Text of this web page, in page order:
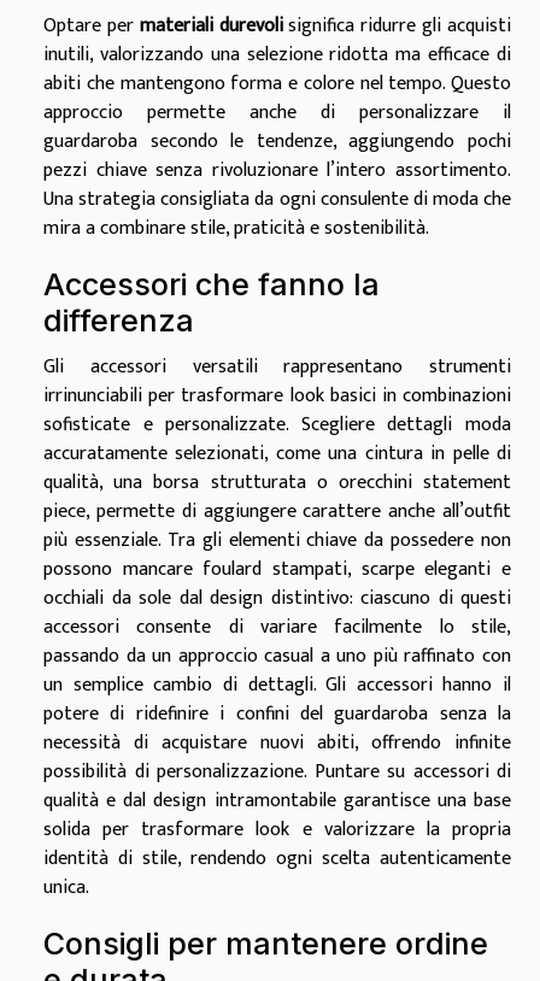
Optare permateriali durevolisignifica ridurre gli acquisti
inutili, valorizzando una selezione ridotta ma efficace di
abiti che mantengono forma e colore nel tempo. Questo
approccio permette anche di personalizzare il
guardaroba secondo le tendenze, aggiungendo pochi
pezzi chiave senza rivoluzionare l’intero assortimento.
Una strategia consigliata da ogni consulente di moda che
mira a combinare stile, praticità e sostenibilità.
Accessori che fanno la
differenza
Gli accessori versatili rappresentano strumenti
irrinunciabili per trasformare look basici in combinazioni
sofisticate e personalizzate. Scegliere dettagli moda
accuratamente selezionati, come una cintura in pelle di
qualità, una borsa strutturata o orecchini statement
piece, permette di aggiungere carattere anche all’outfit
più essenziale. Tra gli elementi chiave da possedere non
possono mancare foulard stampati, scarpe eleganti e
occhiali da sole dal design distintivo: ciascuno di questi
accessori consente di variare facilmente lo stile,
passando da un approccio casual a uno più raffinato con
un semplice cambio di dettagli. Gli accessori hanno il
potere di ridefinire i confini del guardaroba senza la
necessità di acquistare nuovi abiti, offrendo infinite
possibilità di personalizzazione. Puntare su accessori di
qualità e dal design intramontabile garantisce una base
solida per trasformare look e valorizzare la propria
identità di stile, rendendo ogni scelta autenticamente
unica.
Consigli per mantenere ordine